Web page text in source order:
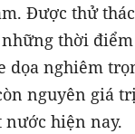
Được thử
thời
dọa nghiêm
nguyên giá
hiện nay.